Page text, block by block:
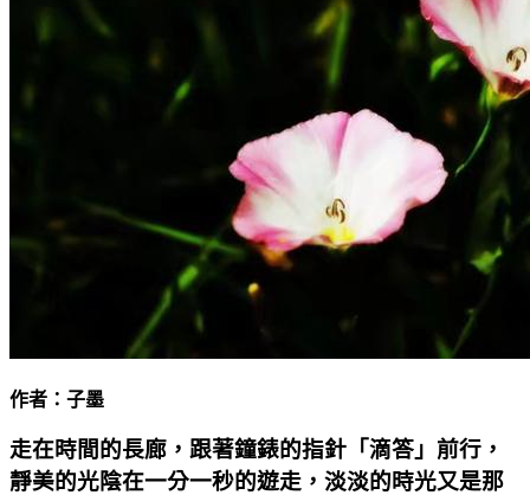
作者：子墨
走在時間的長廊，跟著鐘錶的指針「滴答」前行，
靜美的光陰在一分一秒的遊走，淡淡的時光又是那